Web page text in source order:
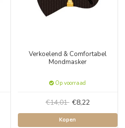
Verkoelend & Comfortabel
Mondmasker
Op voorraad
€14,01 €8,22
Kopen